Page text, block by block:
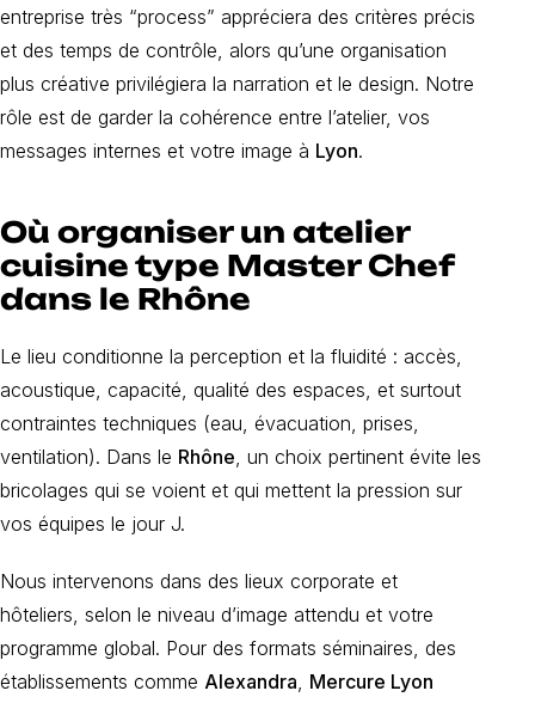
entreprise très “process” appréciera des critères précis
et des temps de contrôle, alors qu’une organisation
plus créative privilégiera la narration et le design. Notre
rôle est de garder la cohérence entre l’atelier, vos
messages internes et votre image à Lyon.
Où organiser un atelier
cuisine type Master Chef
dans le Rhône
Le lieu conditionne la perception et la fluidité : accès,
acoustique, capacité, qualité des espaces, et surtout
contraintes techniques (eau, évacuation, prises,
ventilation). Dans le Rhône , un choix pertinent évite les
bricolages qui se voient et qui mettent la pression sur
vos équipes le jour J.
Nous intervenons dans des lieux corporate et
hôteliers, selon le niveau d’image attendu et votre
programme global. Pour des formats séminaires, des
établissements comme Alexandra Mercure Lyon